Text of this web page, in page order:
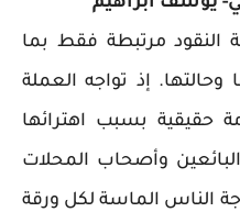
مرتبطة فقط بما
إذ تواجه العملة
حقيقية بسبب اهترائها
وأصحاب المحلات
الناس الماسة لكل ورقة